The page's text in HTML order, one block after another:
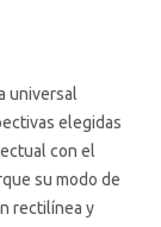
universal
elegidas
con el
su modo de
rectilínea y